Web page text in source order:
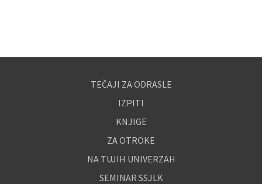
TEČAJI ZA ODRASLE
IZPITI
KNJIGE
ZA OTROKE
NA TUJIH UNIVERZAH
SEMINAR SSJLK